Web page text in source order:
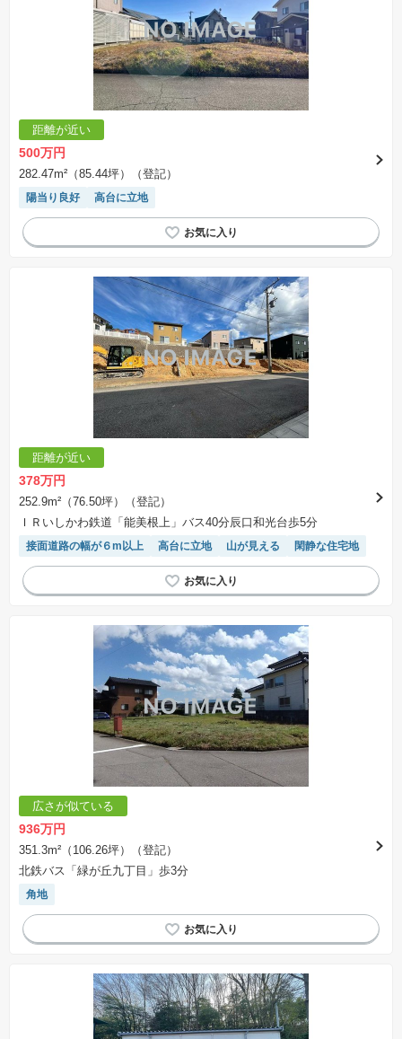
とは限りません。また建築請負会社を特定するものではありません。
※建築条件付き土地とは、その土地に建築する建物の建築請負契約が、一定期間内に成立する
ことを条件として売買される土地のことをいいます。建築請負契約成立に向けて設計プランを
協議するため、土地購入者が自己の希望する建物の設計協議をするために必要な相当の期間の
交渉期間が設定され、その期間内で希望を満たすプランが実現できたかどうかにより結論を出
します。なお、この期間は概ね3ヶ月程度とされています。納得のいくプランが出来ず、建築請
負契約が成立しない場合、土地売買契約は白紙に戻り、土地契約にかかった代金（土地代金、
手付金など）は名目のいかんに関わらず、全て返却されます。
※課税対象物件の「価格」や「費用等」は消費税込みの「総額表示」で統一しています。
※「本体価格」とは、課税対象物件においては「消費税を除いた建物価格」と「土地価格」の
合計額を指します。
表示されておりません。
※取引にかかる費用：物件の契約手続き、決済、引き渡し時にかかる費用を表示しています。
不動産会社によって表記有無が異なるため、ご自身で十分な確認をしていただくようにお願い
いたします。
場合があります。
距離が近い
500万円
282.47m²（85.44坪）（登記）
陽当り良好 高台に立地
距離が近い
378万円
252.9m²（76.50坪）（登記）
ＩＲいしかわ鉄道「能美根上」バス40分辰口和光台歩5分
接面道路の幅が６m以上 高台に立地 山が見える 閑静な住宅地
広さが似ている
936万円
351.3m²（106.26坪）（登記）
北鉄バス「緑が丘九丁目」歩3分
角地